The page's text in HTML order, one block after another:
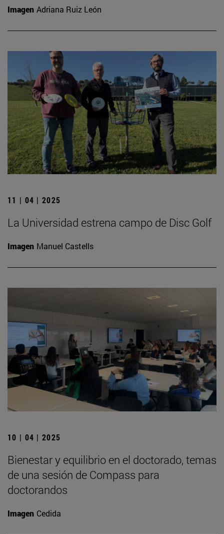
Imagen Adriana Ruiz León
11 | 04 | 2025
La Universidad estrena campo de Disc Golf
Imagen Manuel Castells
10 | 04 | 2025
Bienestar y equilibrio en el doctorado, temas
de una sesión de Compass para
doctorandos
Imagen Cedida